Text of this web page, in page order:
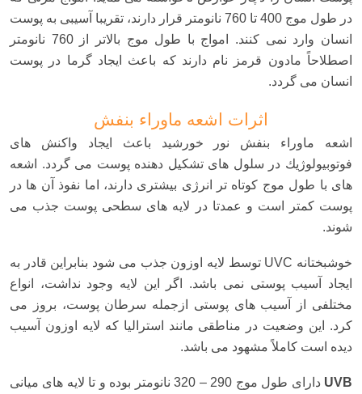
در طول موج 400 تا 760 نانومتر قرار دارند، تقریبا آسیبی به پوست
انسان وارد نمی كنند. امواج با طول موج بالاتر از 760 نانومتر
اصطلاحاً مادون قرمز نام دارند كه باعث ایجاد گرما در پوست
انسان می گردد.
اثرات اشعه ماوراء بنفش
اشعه ماوراء بنفش نور خورشید باعث ایجاد واكنش های
فوتوبیولوژیك در سلول های تشكیل دهنده پوست می گردد. اشعه
های با طول موج کوتاه تر انرژی بیشتری دارند، اما نفوذ آن ها در
پوست کمتر است و عمدتا در لایه های سطحی پوست جذب می
شوند.
خوشبختانه UVC توسط لایه اوزون جذب می شود بنابراین قادر به
ایجاد آسیب پوستی نمی باشد. اگر این لایه وجود نداشت، انواع
مختلفی از آسیب های پوستی ازجمله سرطان پوست، بروز می
کرد. این وضعیت در مناطقی مانند استرالیا كه لایه اوزون آسیب
دیده است كاملاً مشهود می باشد.
UVB
دارای طول موج 290 – 320 نانومتر بوده و تا لایه های میانی